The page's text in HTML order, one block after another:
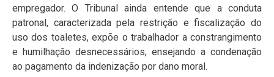
empregador. O Tribunal ainda entende que a conduta
patronal, caracterizada pela restrição e fiscalização do
uso dos toaletes, expõe o trabalhador a constrangimento
e humilhação desnecessários, ensejando a condenação
ao pagamento da indenização por dano moral.